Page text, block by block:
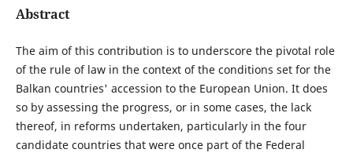
Abstract
The aim of this contribution is to underscore the pivotal role
of the rule of law in the context of the conditions set for the
Balkan countries' accession to the European Union. It does
so by assessing the progress, or in some cases, the lack
thereof, in reforms undertaken, particularly in the four
candidate countries that were once part of the Federal